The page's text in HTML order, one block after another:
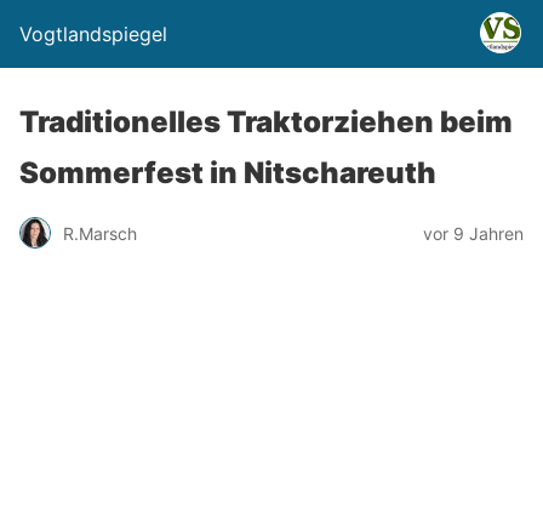
Vogtlandspiegel
Traditionelles Traktorziehen beim
Sommerfest in Nitschareuth
R.Marsch vor 9 Jahren